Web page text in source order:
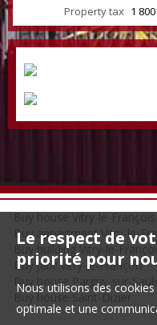
Property tax 1
Buy house Vitry-le-François
Buy appartment Vitry-le-
Buy building Vitry-le-
Buy plot Vitry-le-François
Buy house Pargny-sur-Saulx
Buy house Saint-Dizier
Le respect de
priorité pour
Nous utilisons des
optimale et une